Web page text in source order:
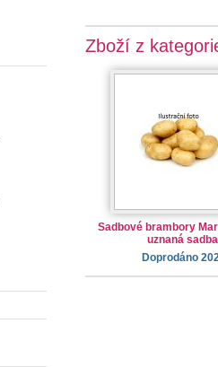
Zboží z
Sadbové brambory
uznaná sadba
Doprodáno